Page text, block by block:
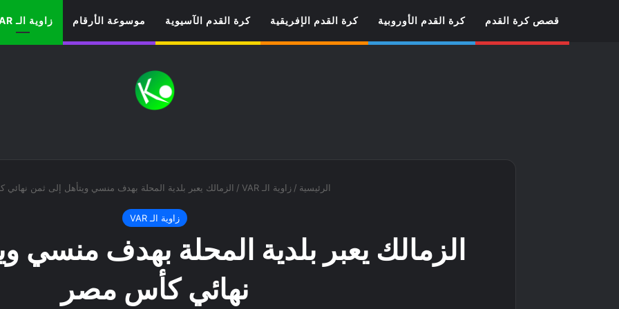
قصص كرة القدم كرة القدم الأوروبية كرة القدم الإفريقية كرة القدم الآسيوية موسوعة الأرقام زاوية الـ VAR
الرئيسية / زاوية الـ VAR / الزمالك يعبر بلدية المحلة بهدف منسي ويتأهل إلى ثمن
زاوية الـ VAR
الزمالك يعبر بلدية المحلة بهدف منسي
نهائي كأس مصر